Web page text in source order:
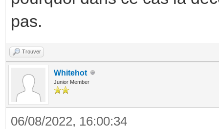
pas.
Trouver
Whitehot
Junior Member
06/08/2022, 16:00:34